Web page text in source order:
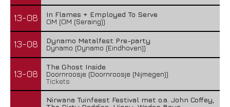
13-08
In Flames + Employed To Serve
OM (OM (Seraing))
13-08
Dynamo Metalfest Pre-party
Dynamo (Dynamo (Eindhoven))
13-08
The Ghost Inside
Doornroosje (Doornroosje (Nijmegen))
Tickets
Nirwana Tuinfeest Festival met o.a. John Coffey,